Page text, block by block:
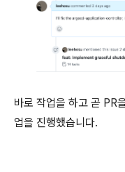
바로 작업을 하고 곧 PR
업을 진행했습니다.